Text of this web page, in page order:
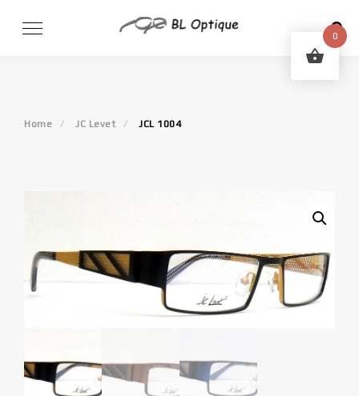
Home JC Levet JCL 1004
0